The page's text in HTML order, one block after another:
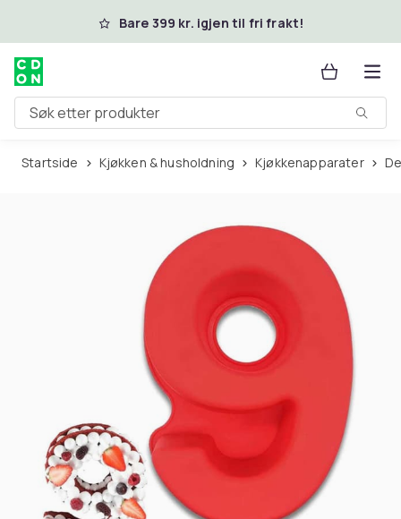
Hopp til hovedinnholdBare 399 kr. igjen til fri frakt!
Søk etter produkter
Startside Kjøkken & husholdning Kjøkkenapparater